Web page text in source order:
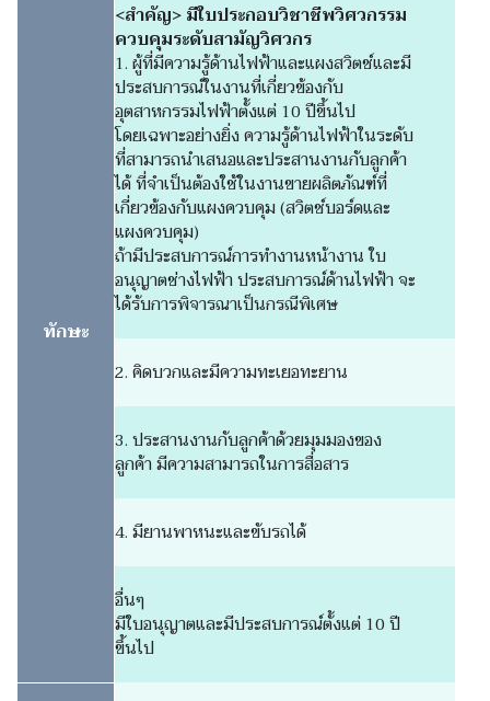
ทักษะ
<สำคัญ> มีใบประกอบวิชาชีพวิศวกรรม
ควบคุมระดับสามัญวิศวกร
1. ผู้ที่มีความรู้ด้านไฟฟ้าและแผงสวิตช์และมี
ประสบการณ์ในงานที่เกี่ยวข้องกับ
อุตสาหกรรมไฟฟ้าตั้งแต่ 10 ปีขึ้นไป
โดยเฉพาะอย่างยิ่ง ความรู้ด้านไฟฟ้าในระดับ
ที่สามารถนำเสนอและประสานงานกับลูกค้า
ได้ ที่จำเป็นต้องใช้ในงานขายผลิตภัณฑ์ที่
เกี่ยวข้องกับแผงควบคุม (สวิตช์บอร์ดและ
แผงควบคุม)
ถ้ามีประสบการณ์การทำงานหน้างาน ใบ
อนุญาตช่างไฟฟ้า ประสบการณ์ด้านไฟฟ้า จะ
ได้รับการพิจารณาเป็นกรณีพิเศษ
2. คิดบวกและมีความทะเยอทะยาน
3. ประสานงานกับลูกค้าด้วยมุมมองของ
ลูกค้า มีความสามารถในการสื่อสาร
4. มียานพาหนะและขับรถได้
อื่นๆ
มีใบอนุญาตและมีประสบการณ์ตั้งแต่ 10 ปี
ขึ้นไป